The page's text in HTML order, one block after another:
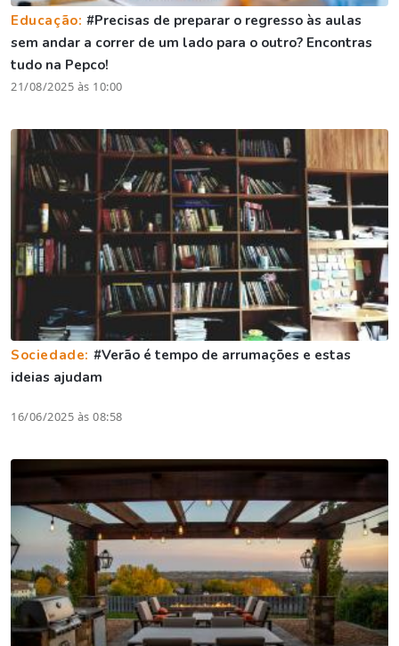
Educação:#Precisas de preparar o regresso às aulas
sem andar a correr de um lado para o outro? Encontras
tudo na Pepco!
21/08/2025 às 10:00
Sociedade: #Verão é tempo de arrumações e estas
ideias ajudam
16/06/2025 às 08:58